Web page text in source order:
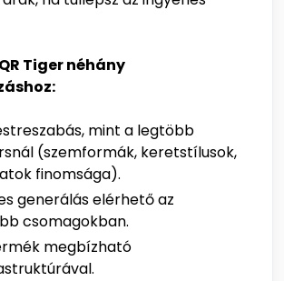
Tiger néhány
mint a legtöbb
(szemformák, keretstílusok,
finomsága).
generálás elérhető az
csomagokban.
megbízható